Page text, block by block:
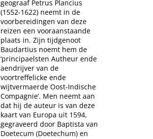
geograaf Petrus Plancius
(1552-1622) neemt in de
voorbereidingen van deze
reizen een vooraanstaande
plaats in. Zijn tijdgenoot
Baudartius noemt hem de
‘principaelsten Autheur ende
aendrijver van de
voortreffelicke ende
wijtvermaerde Oost-Indische
Compagnie’. Men neemt aan
dat hij de auteur is van deze
kaart van Europa uit 1594,
gegraveerd door Baptista van
Doetecum (Doetechum) en